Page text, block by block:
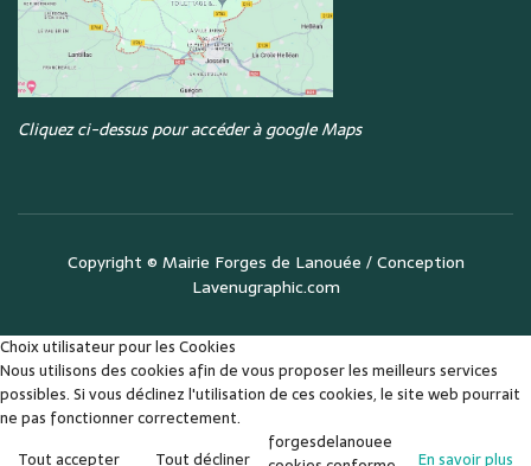
Cliquez ci-dessus pour accéder à google Maps
Copyright © Mairie Forges de Lanouée / Conception
Lavenugraphic.com
Choix utilisateur pour les Cookies
Nous utilisons des cookies afin de vous proposer les meilleurs services
possibles. Si vous déclinez l'utilisation de ces cookies, le site web pourrait
ne pas fonctionner correctement.
Tout accepter
Tout décliner En savoir plus
forgesdelanouee